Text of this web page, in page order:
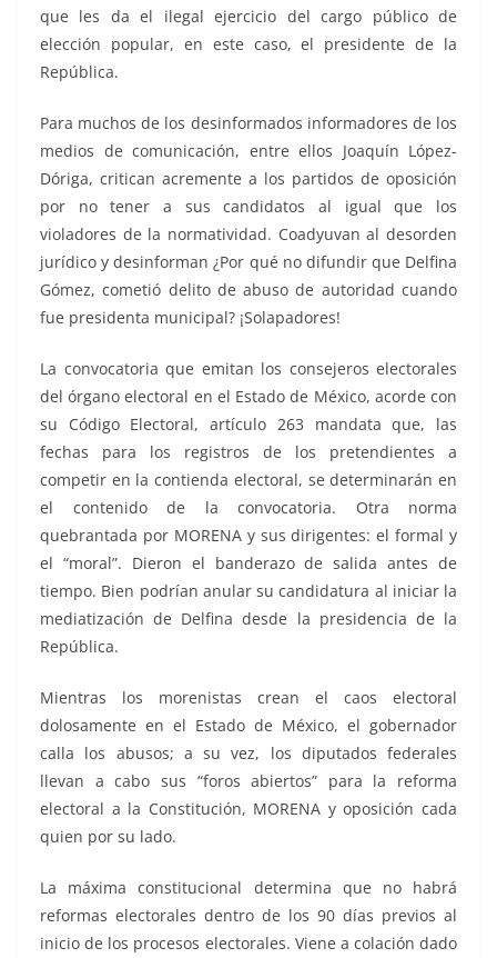
que les da el ilegal ejercicio del cargo público de
elección popular, en este caso, el presidente de la
República.
Para muchos de los desinformados informadores de los
medios de comunicación, entre ellos Joaquín López-
Dóriga, critican acremente a los partidos de oposición
por no tener a sus candidatos al igual que los
violadores de la normatividad. Coadyuvan al desorden
jurídico y desinforman ¿Por qué no difundir que Delfina
Gómez, cometió delito de abuso de autoridad cuando
fue presidenta municipal? ¡Solapadores!
La convocatoria que emitan los consejeros electorales
del órgano electoral en el Estado de México, acorde con
su Código Electoral, artículo 263 mandata que, las
fechas para los registros de los pretendientes a
competir en la contienda electoral, se determinarán en
el contenido de la convocatoria. Otra norma
quebrantada por MORENA y sus dirigentes: el formal y
el “moral”. Dieron el banderazo de salida antes de
tiempo. Bien podrían anular su candidatura al iniciar la
mediatización de Delfina desde la presidencia de la
República.
Mientras los morenistas crean el caos electoral
dolosamente en el Estado de México, el gobernador
calla los abusos; a su vez, los diputados federales
llevan a cabo sus “foros abiertos” para la reforma
electoral a la Constitución, MORENA y oposición cada
quien por su lado.
La máxima constitucional determina que no habrá
reformas electorales dentro de los 90 días previos al
inicio de los procesos electorales. Viene a colación dado